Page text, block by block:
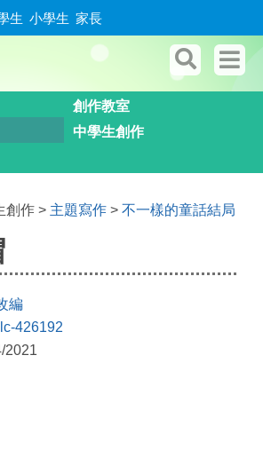
生 小學生 家長
創作教室
中學生創作
創作 > 主題寫作 > 不一樣的童話結局
編
426192
2021